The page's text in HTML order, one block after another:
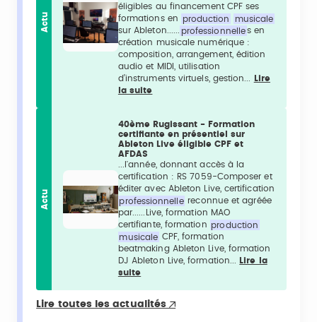
Actu
éligibles au financement CPF ses
formations en
production
musicale
sur Ableton......
professionnelles en
création musicale numérique :
composition, arrangement, édition
audio et MIDI, utilisation
d’instruments virtuels, gestion...
Lire
la suite
Actu
40ème Rugissant - Formation
certifiante en présentiel sur
Ableton Live éligible CPF et
AFDAS
...l'année, donnant accès à la
certification : RS 7059-Composer et
éditer avec Ableton Live, certification
professionnelle reconnue et agréée
par......Live, formation MAO
certifiante, formation production
musicale CPF, formation
beatmaking Ableton Live, formation
DJ Ableton Live, formation...
Lire la
suite
Lire toutes les actualités